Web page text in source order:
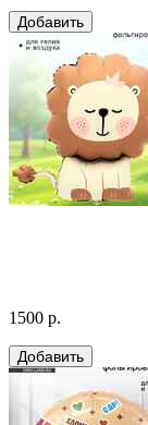
1500 р.